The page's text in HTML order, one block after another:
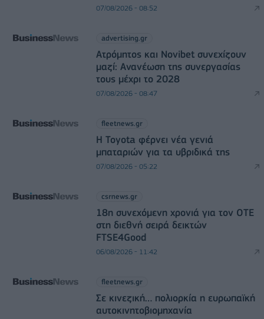
07/08/2026 - 08:52
advertising.gr
Ατρόμητος και Novibet συνεχίζουν
μαζί: Ανανέωση της συνεργασίας
τους μέχρι το 2028
07/08/2026 - 08:47
fleetnews.gr
Η Toyota φέρνει νέα γενιά
μπαταριών για τα υβριδικά της
07/08/2026 - 05:22
csrnews.gr
18η συνεχόμενη χρονιά για τον ΟΤΕ
στη διεθνή σειρά δεικτών
FTSE4Good
06/08/2026 - 11:42
fleetnews.gr
Σε κινεζική… πολιορκία η ευρωπαϊκή
αυτοκινητοβιομηχανία